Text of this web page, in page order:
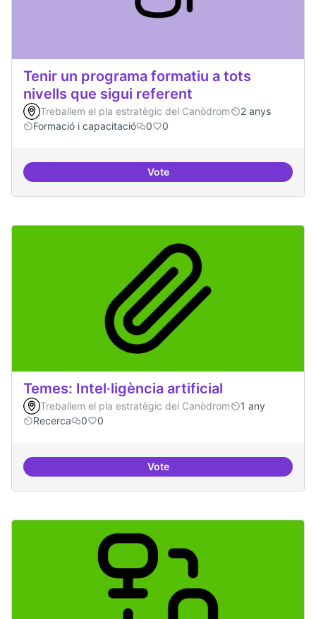
Tenir un programa formatiu a tots
nivells que sigui referent
Treballem el pla estratègic del Canòdrom
2 anys
Formació i capacitació
0 0
VoteTenir un programa formatiu a
Temes: Intel·ligència artificial
Treballem el pla estratègic del Canòdrom
1 any
Recerca
0 0
VoteTemes: Intel·ligència artificial